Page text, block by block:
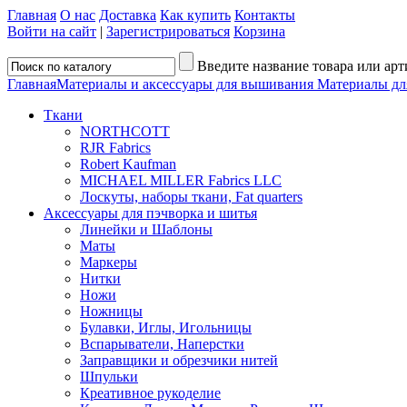
Главная О нас Доставка Как купить Контакты
Войти на сайт | Зарегистрироваться Корзина
Введите название товара или
ГлавнаяМатериалы и аксессуары для вышивания Материалы
Ткани
NORTHCOTT
RJR Fabrics
Robert Kaufman
MICHAEL MILLER Fabrics LLC
Лоскуты, наборы ткани, Fat quarters
Аксессуары для пэчворка и шитья
Линейки и Шаблоны
Маты
Маркеры
Нитки
Ножи
Ножницы
Булавки, Иглы, Игольницы
Вспарыватели, Наперстки
Заправщики и обрезчики нитей
Шпульки
Креативное рукоделие